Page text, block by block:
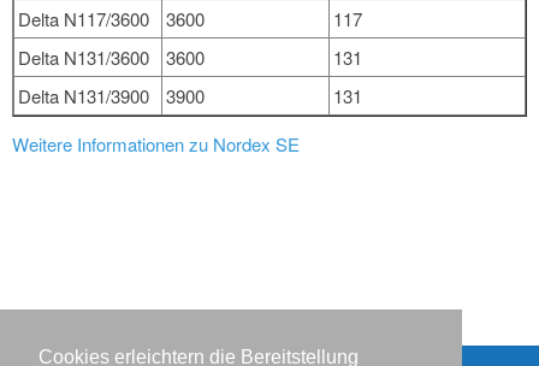
Cookies erleichtern die Bereitstellung
Delta N117/3600 3600
117
Delta N131/3600
3600
131
Delta N131/3900
3900
131
Weitere Informationen zu Nordex SE